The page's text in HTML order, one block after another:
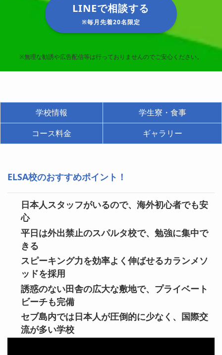
LINEで相談する
※毎月先着20名限定
※無理な勧誘や広告配信等は行っておりませんのでご安心ください。
学校情報
学生寮・食事
コース料金
ギャラリー
ELSA校のおすすめポイント！
日本人スタッフがいるので、海外初心者でも安
心
平日は外出禁止のスパルタ校で、勉強に集中で
きる
スピーキング力を効率よく伸ばせるカランメソ
ッドを採用
誘惑のない田舎の広大な敷地で、プライベート
ビーチも完備
セブ島内では日本人が圧倒的に少なく、国際交
流が多い学校